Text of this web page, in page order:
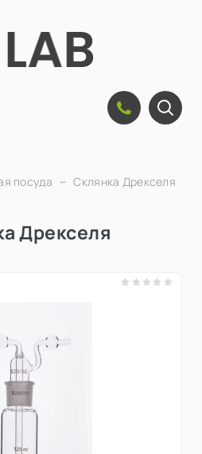
посуда Склянка Дрекселя
Дрекселя